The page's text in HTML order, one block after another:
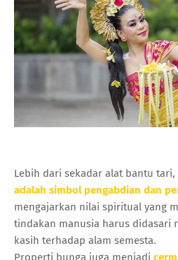
Lebih dari sekadar alat bantu tari,
adalah simbol pengabdian dan
mengajarkan nilai spiritual yang
tindakan manusia harus didasari
kasih terhadap alam semesta.
Properti bunga juga menjadi